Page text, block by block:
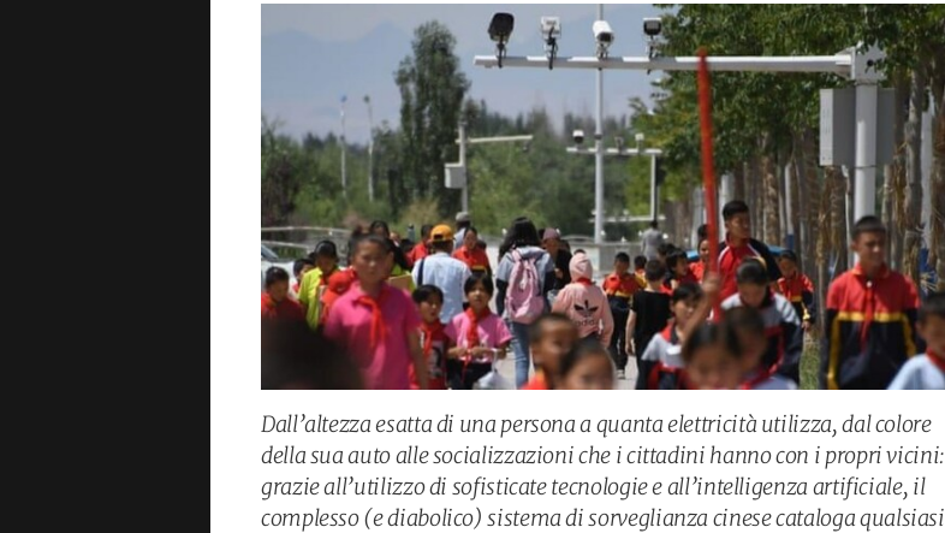
Dall’altezza esatta di una persona a quanta elettricità utilizza, dal colore
della sua auto alle socializzazioni che i cittadini hanno con i propri vicini:
grazie all’utilizzo di sofisticate tecnologie e all’intelligenza artificiale, il
complesso (e diabolico) sistema di sorveglianza cinese cataloga qualsiasi